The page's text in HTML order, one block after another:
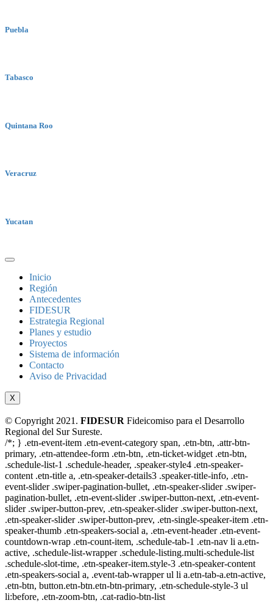
Puebla
Tabasco
Quintana Roo
Veracruz
Yucatan
Inicio
Región
Antecedentes
FIDESUR
Estrategia Regional
Planes y estudio
Proyectos
Sistema de información
Contacto
Aviso de Privacidad
X
© Copyright 2021. FIDESUR Fideicomiso para el Desarrollo
Regional del Sur Sureste.
/*; } .etn-event-item .etn-event-category span, .etn-btn, .attr-btn-
primary, .etn-attendee-form .etn-btn, .etn-ticket-widget .etn-btn,
.schedule-list-1 .schedule-header, .speaker-style4 .etn-speaker-
content .etn-title a, .etn-speaker-details3 .speaker-title-info, .etn-
event-slider .swiper-pagination-bullet, .etn-speaker-slider .swiper-
pagination-bullet, .etn-event-slider .swiper-button-next, .etn-event-
slider .swiper-button-prev, .etn-speaker-slider .swiper-button-next,
.etn-speaker-slider .swiper-button-prev, .etn-single-speaker-item .etn-
speaker-thumb .etn-speakers-social a, .etn-event-header .etn-event-
countdown-wrap .etn-count-item, .schedule-tab-1 .etn-nav li a.etn-
active, .schedule-list-wrapper .schedule-listing.multi-schedule-list
.schedule-slot-time, .etn-speaker-item.style-3 .etn-speaker-content
.etn-speakers-social a, .event-tab-wrapper ul li a.etn-tab-a.etn-active,
.etn-btn, button.etn-btn.etn-btn-primary, .etn-schedule-style-3 ul
li:before, .etn-zoom-btn, .cat-radio-btn-list